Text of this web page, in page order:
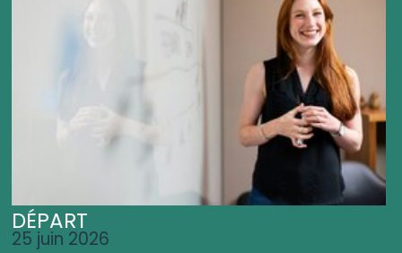
DÉPART
25 juin 2026